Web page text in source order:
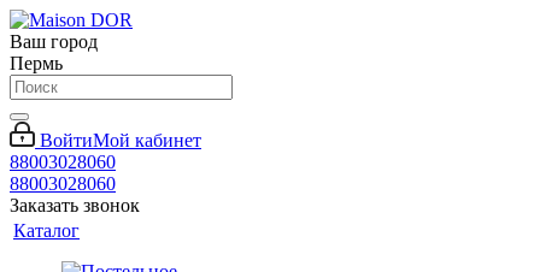
Ваш город
Пермь
ВойтиМой кабинет
88003028060
88003028060
Заказать звонок
Каталог